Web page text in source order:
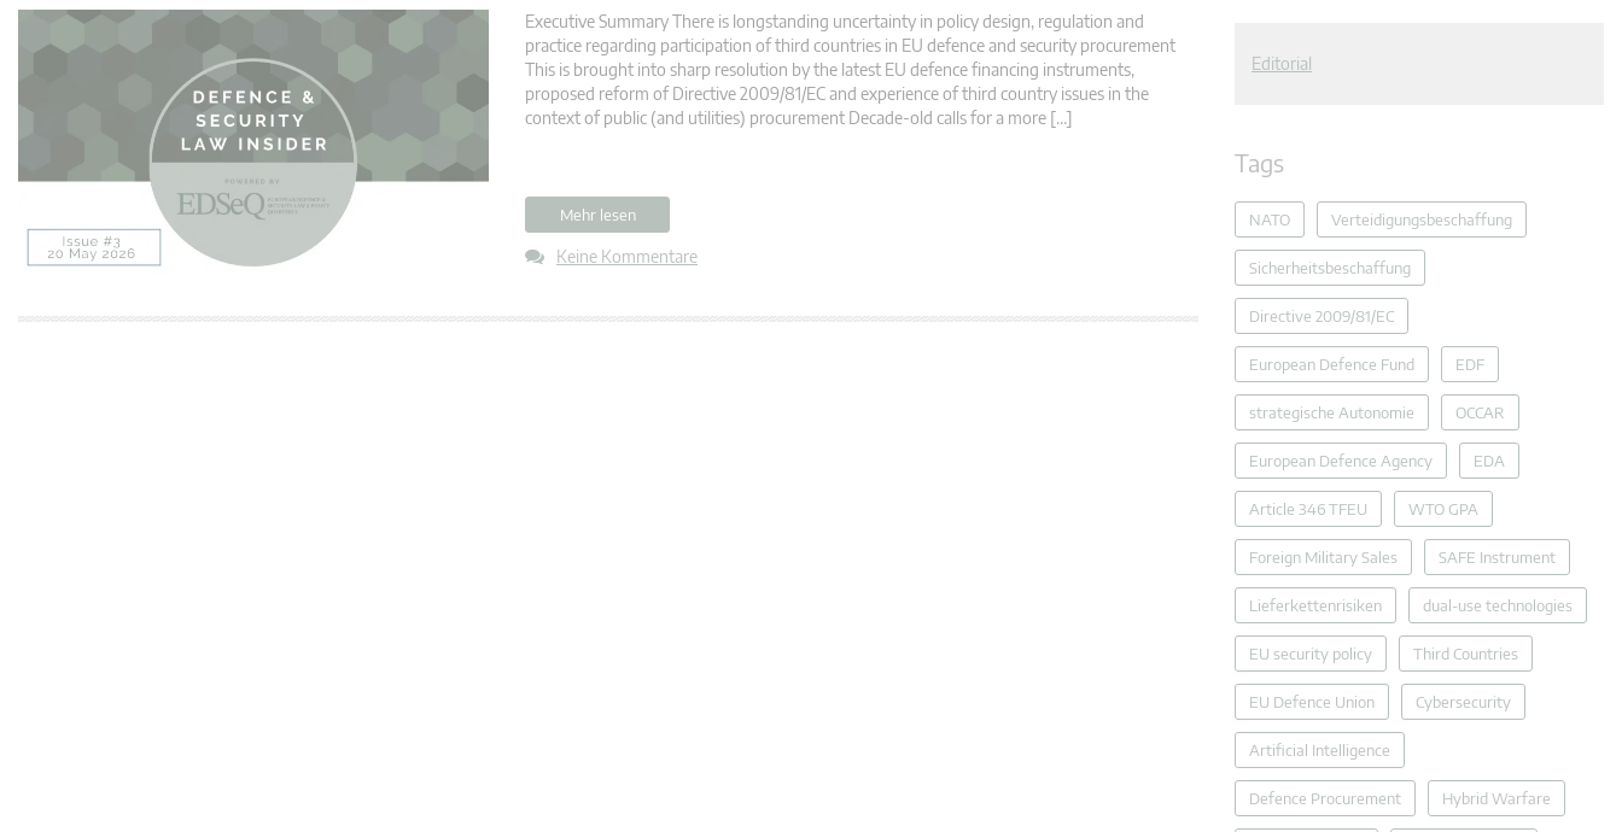
Executive Summary There is longstanding uncertainty in policy design, regulation and
practice regarding participation of third countries in EU defence and security procurement
This is brought into sharp resolution by the latest EU defence financing instruments,
proposed reform of Directive 2009/81/EC and experience of third country issues in the
context of public (and utilities) procurement Decade-old calls for a more […]
Mehr lesen
Keine Kommentare
Editorial
Tags
NATO Verteidigungsbeschaffung
Sicherheitsbeschaffung
Directive 2009/81/EC
European Defence Fund EDF
strategische Autonomie OCCAR
European Defence Agency EDA
Article 346 TFEU WTO GPA
Foreign Military Sales SAFE Instrument
Lieferkettenrisiken dual-use technologies
EU security policy Third Countries
EU Defence Union Cybersecurity
Artificial Intelligence
Defence Procurement Hybrid Warfare